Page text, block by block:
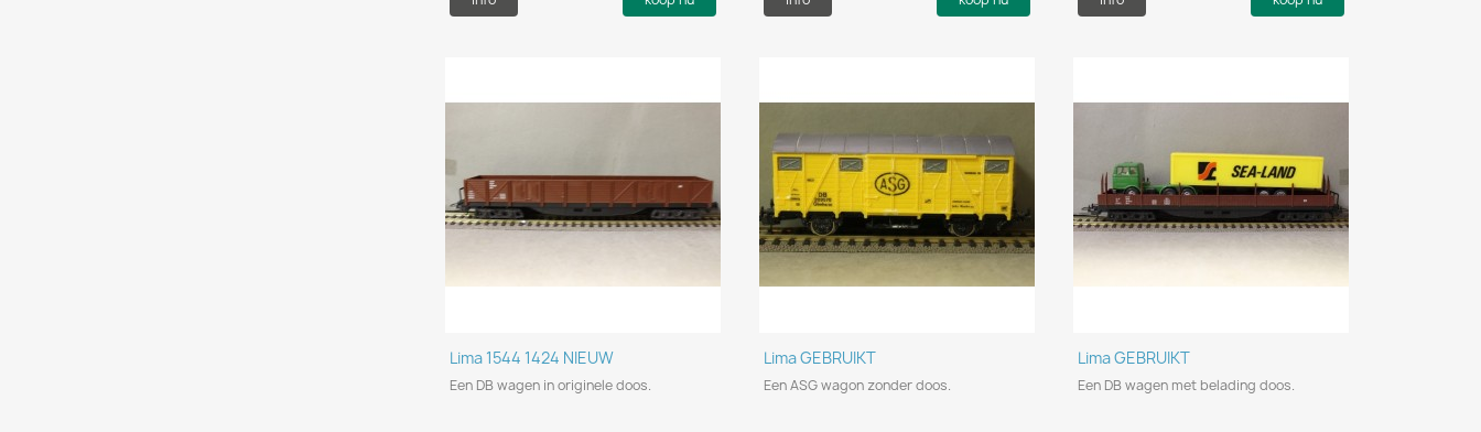
Snel bekijken
Lima 1544 1424 NIEUW
Een DB wagen in originele doos.
Snel bekijken
Lima GEBRUIKT
Een ASG wagon zonder doos.
Snel bekijken
Lima GEBRUIKT
Een DB wagen met belading doos.